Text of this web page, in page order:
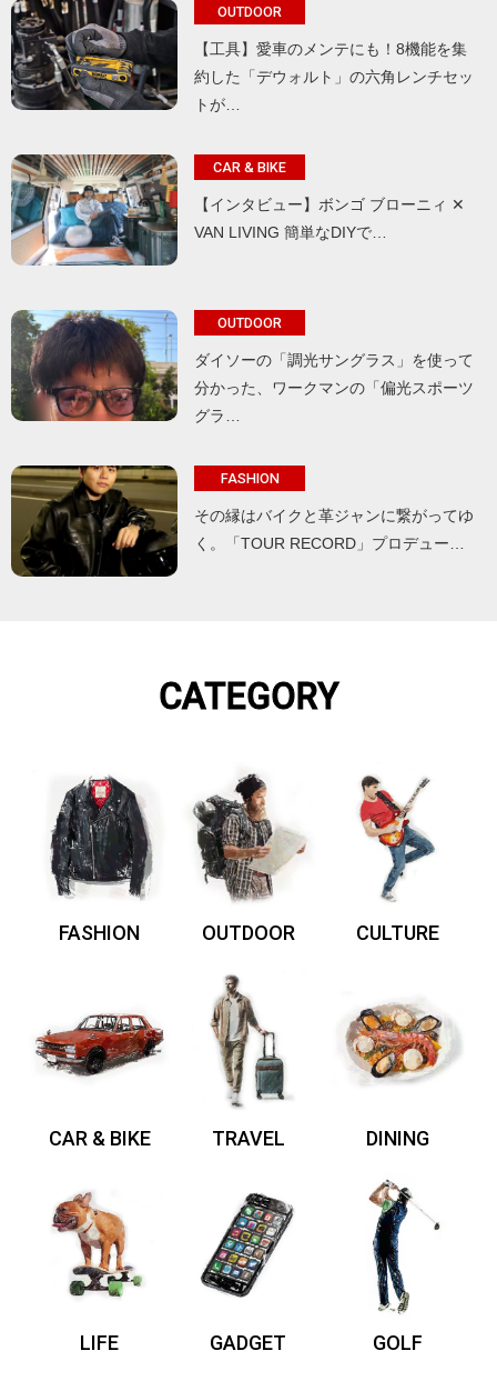
OUTDOOR
【工具】愛車のメンテにも！8機能を集
約した「デウォルト」の六角レンチセッ
トが…
CAR & BIKE
【インタビュー】ボンゴ ブローニィ ✕
VAN LIVING 簡単なDIYで…
OUTDOOR
ダイソーの「調光サングラス」を使って
分かった、ワークマンの「偏光スポーツ
グラ…
FASHION
その縁はバイクと革ジャンに繋がってゆ
く。「TOUR RECORD」プロデュー…
CATEGORY
FASHION OUTDOOR CULTURE
CAR & BIKE TRAVEL DINING
LIFE GADGET GOLF